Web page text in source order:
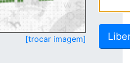
[trocar imagem]